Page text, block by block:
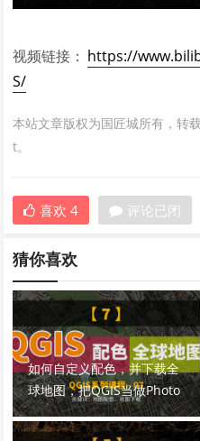
视频链接： https://
S/
本站文章版权为国匠城所有，转
t。
喜欢 4 评论已闭
猜你喜欢
如何自定义配色，并下载全
球地图，把QGIS当做Photo
shop用